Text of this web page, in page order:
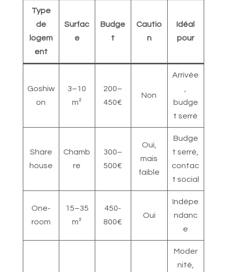
Type
de
logem
ent
Surfac
e
Budge
t
Cautio
n
Idéal
pour
Goshiw
on
3–10
m²
200–
450€
Non
Arrivée
budge
t serré
Share
house
Chamb
re
300–
500€
Oui,
mais
faible
Budge
t serré,
contac
t social
One-
room
15–35
m²
450-
800€
Oui
Indépe
ndanc
e
Moder
nité,